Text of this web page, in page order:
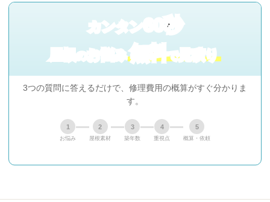
カンタン60秒
屋根 の お悩み無料で見積り
3つの質問に答えるだけで、修理費用の概算がすぐ分かりま
す。
1
お悩み
2
屋根素材
3
築年数
4
重視点
5
概算・依頼